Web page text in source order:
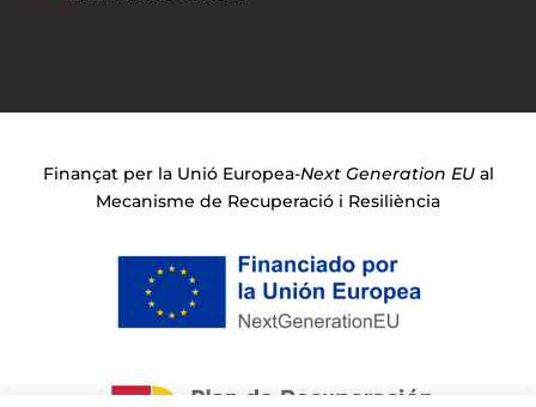
Finançat per la Unió Europea-Next Generation EUal
Mecanisme de Recuperació i Resiliència